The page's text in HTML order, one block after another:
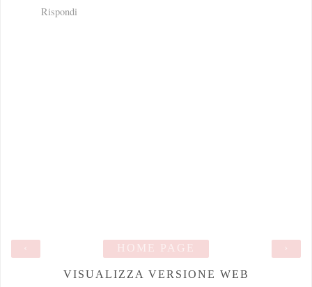
Rispondi
›
HOME PAGE
VISUALIZZA VERSIONE WEB